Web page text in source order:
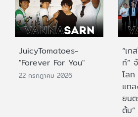
JuicyTomatoes-
"Forever For You"
22 กรกฎาคม 2026
“เก
ท์”
โลก
แถ
ยน
ต้ม